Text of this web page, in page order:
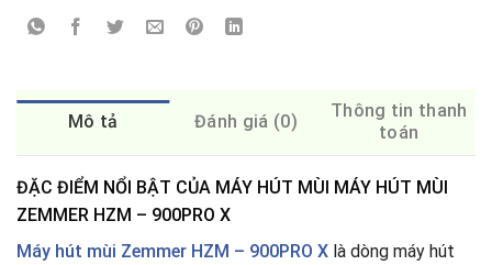
Mô tả Đánh giá (0)
Thông tin thanh
toán
ĐẶC ĐIỂM NỔI BẬT CỦA MÁY HÚT MÙI MÁY HÚT MÙI
ZEMMER HZM – 900PRO X
Máy hút mùi Zemmer HZM – 900PRO X là dòng máy hút